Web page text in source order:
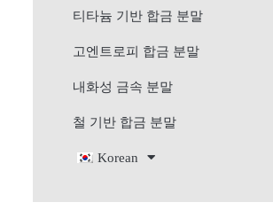
티타늄 기반 합금 분말
고엔트로피 합금 분말
내화성 금속 분말
철 기반 합금 분말
Korean